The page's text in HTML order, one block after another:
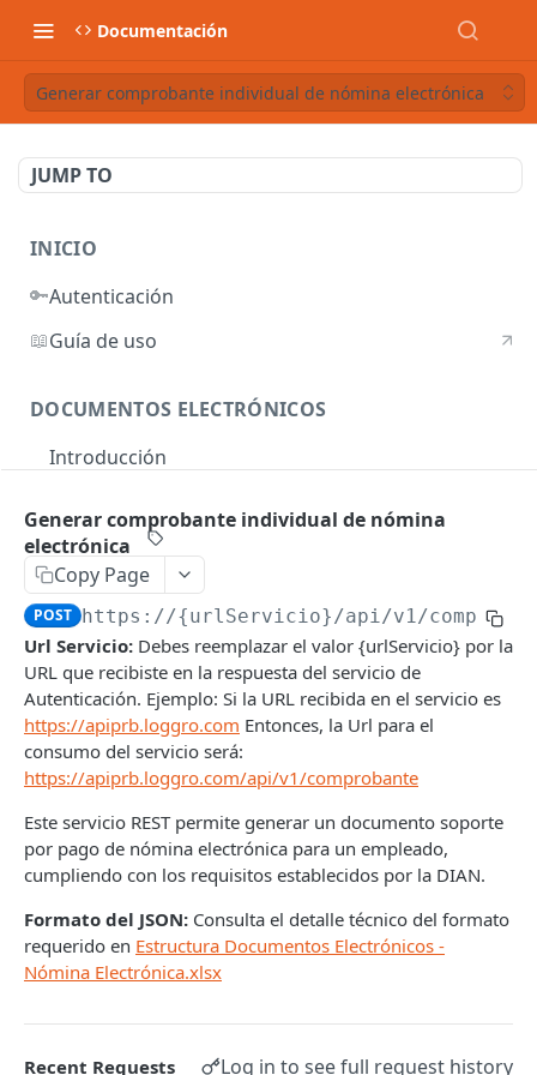
Documentación
Generar comprobante individual de nómina electrónica
JUMP TO
INICIO
🔑Autenticación
📖Guía de uso
DOCUMENTOS ELECTRÓNICOS
Introducción
Facturación Electrónica
Introducción
Autenticación
Consultar información de resolución DIAN
Generar Documento Electrónico POST
Generar Documentos Electrónicos
masivamente
Consultar Información Documento Electrónico POST
Consultar Información Documento Electrónico
POST
Consultar Información Básica de Documentos
Electrónicos masivamente
Documento Soporte Electrónico
Introducción
Autenticación
Generar Documento Soporte
POST
Generar Documentos Soporte masivamente
Consultar Información Documento Soporte
por ID
Consultar Acuse Recibo DIAN Documento
Soporte por ID
POST
Consultar XML Acuse Recibo DIAN Documento
Obtener URL para consultar Documento
Nómina Electrónica
Introducción
Autenticación
Generar comprobante individual de nómina
electrónica
Generar múltiples comprobantes de nómina
electrónica
Consultar comprobantes generados
Consultar XML de acuses de recibo DIAN de un
comprobante
Consultar historial de procesos de un
GET
Generar comprobante individual de nómina
electrónica
Copy Page
POST https://{urlServicio}/api/v1/
Url Servicio: Debes reemplazar el valor {urlServicio} por la
URL que recibiste en la respuesta del servicio de
Autenticación. Ejemplo: Si la URL recibida en el servicio es
https://apiprb.loggro.com Entonces, la Url para el
consumo del servicio será:
https://apiprb.loggro.com/api/v1/comprobante
Este servicio REST permite generar un documento soporte
por pago de nómina electrónica para un empleado,
cumpliendo con los requisitos establecidos por la DIAN.
Formato del JSON: Consulta el detalle técnico del formato
requerido en Estructura Documentos Electrónicos -
Nómina Electrónica.xlsx
Recent Requests Log in to see full request history